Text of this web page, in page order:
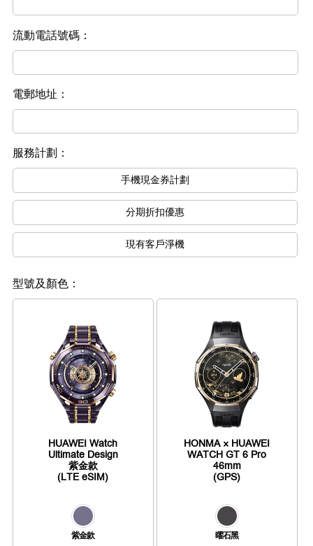
流動電話號碼：
電郵地址：
服務計劃：
手機現金券計劃
分期折扣優惠
現有客戶淨機
型號及顏色：
HUAWEI Watch
Ultimate Design
紫金款
(LTE eSIM)
紫金款
HONMA × HUAWEI
WATCH GT 6 Pro
46mm
(GPS)
曜石黑